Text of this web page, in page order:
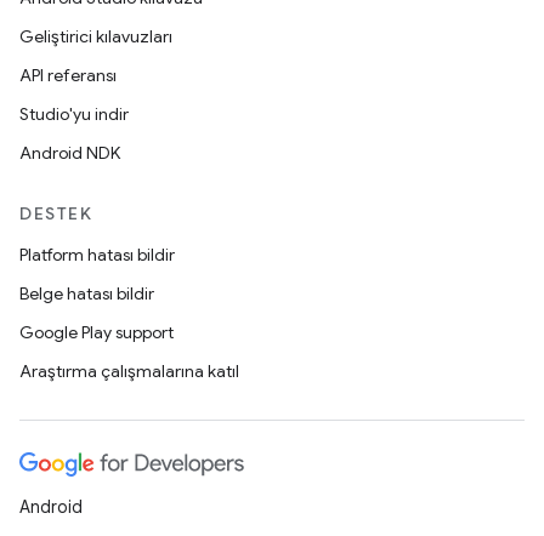
Geliştirici kılavuzları
API referansı
Studio'yu indir
Android NDK
DESTEK
Platform hatası bildir
Belge hatası bildir
Google Play support
Araştırma çalışmalarına katıl
Android